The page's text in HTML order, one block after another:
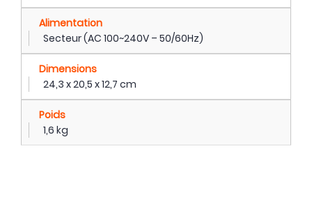
Alimentation
Secteur (AC 100~240V – 50/60Hz)
Dimensions
24,3 x 20,5 x 12,7 cm
Poids
1,6 kg